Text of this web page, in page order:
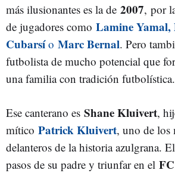
más ilusionantes es la de 2007, por
de jugadores como Lamine Yamal,
Cubarsío Marc Bernal. Pero
futbolista de mucho potencial que
una familia con tradición futbolística.
Ese canterano es Shane Kluivert,
mítico Patrick Kluivert, uno de los
delanteros de la historia azulgrana.
pasos de su padre y triunfar en el